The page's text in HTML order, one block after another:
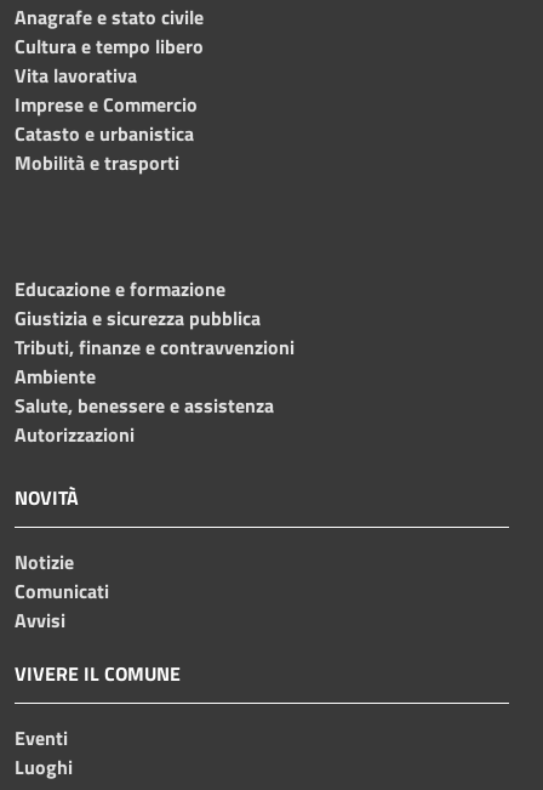
Anagrafe e stato civile
Cultura e tempo libero
Vita lavorativa
Imprese e Commercio
Catasto e urbanistica
Mobilità e trasporti
Educazione e formazione
Giustizia e sicurezza pubblica
Tributi, finanze e contravvenzioni
Ambiente
Salute, benessere e assistenza
Autorizzazioni
NOVITÀ
Notizie
Comunicati
Avvisi
VIVERE IL COMUNE
Eventi
Luoghi